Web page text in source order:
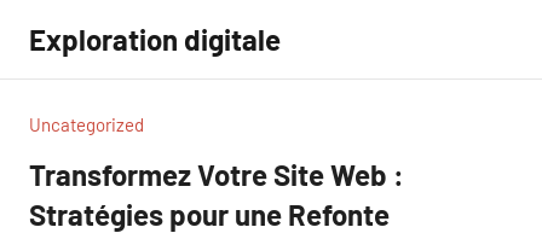
contenu
Exploration digitale
Uncategorized
Transformez Votre Site Web :
Stratégies pour une Refonte